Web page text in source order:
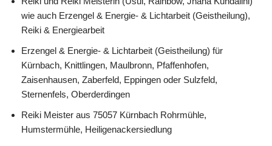
wie auch Erzengel & Energie- & Lichtarbeit (Geistheilung),
Reiki & Energiearbeit
Erzengel & Energie- & Lichtarbeit (Geistheilung) für
Kürnbach, Knittlingen, Maulbronn, Pfaffenhofen,
Zaisenhausen, Zaberfeld, Eppingen oder Sulzfeld,
Sternenfels, Oberderdingen
Reiki Meister aus 75057 Kürnbach Rohrmühle,
Humstermühle, Heiligenackersiedlung